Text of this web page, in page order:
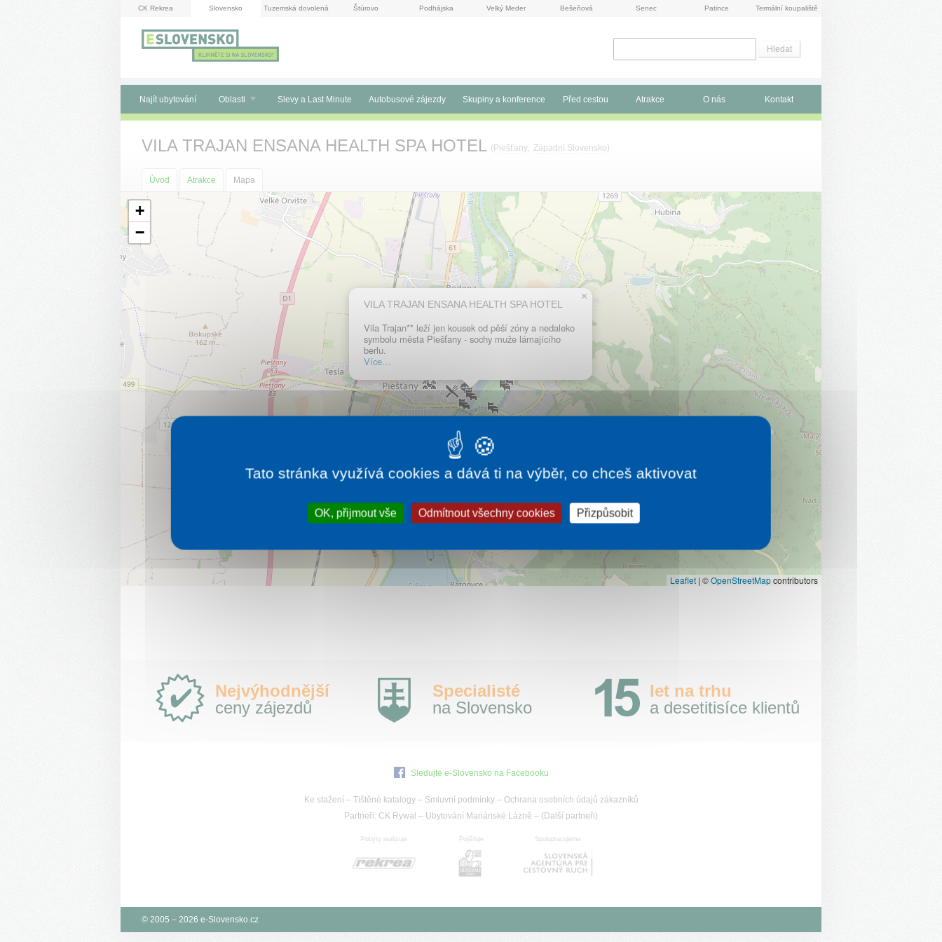
CK Rekrea Slovensko Tuzemská dovolená Štúrovo Podhájska Velký Meder Bešeňová Senec Patince Termální koupaliště
Najít ubytování Oblasti Slevy a Last Minute Autobusové zájezdy Skupiny a konference Před cestou Atrakce O nás Kontakt
VILA TRAJAN ENSANA HEALTH SPA HOTEL ( Piešťany, Západní Slovensko)
Úvod Atrakce Mapa
VILA TRAJAN ENSANA HEALTH SPA HOTEL
Vila Trajan** leží jen kousek od pěší zóny a nedaleko
symbolu města Piešťany - sochy muže lámajícího
berlu.
Více…
×
+
−
Leaflet | ©OpenStreetMapcontributors
Proč
e-
Slovensko.cz?
Nejvýhodnější
ceny zájezdů
Specialisté
na Slovensko
let na trhu
a desetitisíce klientů
Sledujte e-Slovensko na Facebooku
Ke stažení– Tištěné katalogy– Smluvní podmínky– Ochrana osobních údajů zákazníků
Partneři: CK Rywal – Ubytování Mariánské Lázně – (Další partneři)
Pobyty realizuje Pojišťuje Spolupracujeme
© 2005 – 2026 e-Slovensko.cz
Tato stránka využívá cookies a dává ti na výběr, co chceš aktivovat
OK, přijmout vše Odmítnout všechny cookies Přizpůsobit